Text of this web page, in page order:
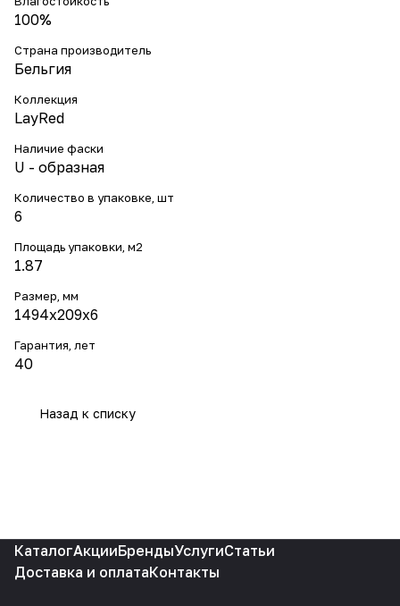
100%
Страна производитель
Бельгия
Коллекция
LayRed
Наличие фаски
U - образная
Количество в упаковке, шт
6
Площадь упаковки, м2
1.87
Размер, мм
1494x209x6
Гарантия, лет
40
Назад к списку
КаталогАкцииБрендыУслугиСтатьи
Доставка и оплатаКонтакты